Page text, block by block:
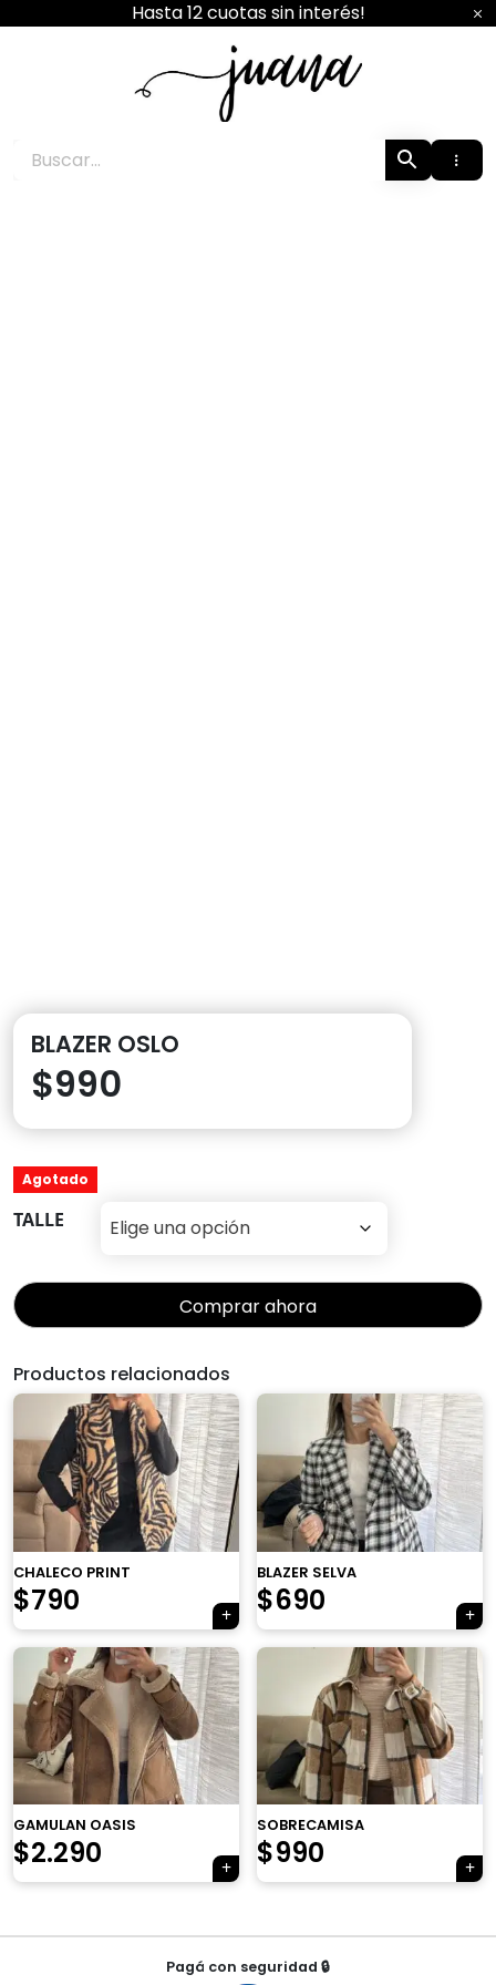
Hasta 12 cuotas sin interés!
BLAZER OSLO
$990
Agotado
TALLE
Comprar ahora
Productos relacionados
CHALECO PRINT
El
precio
original
era:
$1.090.
$790
precio
actual
es:
$790.
BLAZER SELVA
El
precio
original
era:
$790.
$690
precio
actual
es:
$690.
GAMULAN OASIS
$2.290
SOBRECAMISA
$990
NavegaciónPagá con seguridad 🔒
Tu carrito está vacío.
Agregá un producto y aparecerá acá
automáticamente.